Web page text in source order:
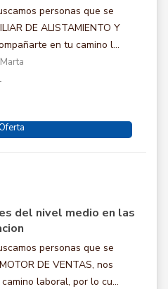
personas que se
DE ALISTAMIENTO Y
en tu camino l...
del nivel medio en las
personas que se
DE VENTAS, nos
laboral, por lo cu...